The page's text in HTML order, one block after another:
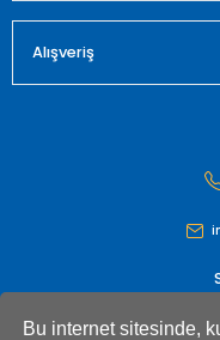
Bu internet sitesinde,
Alışveriş